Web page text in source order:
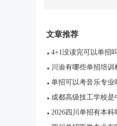
文章推荐
4+1没读完可以单招
川渝有哪些单招培
单招可以考音乐专业
成都高级技工学校
2026四川单招有本科